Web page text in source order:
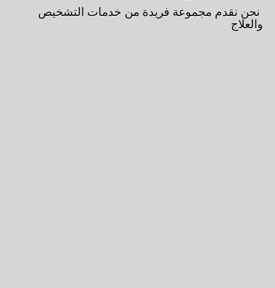
نحن نقدم مجموعة فريدة من خدمات التشخيص
والعلاج